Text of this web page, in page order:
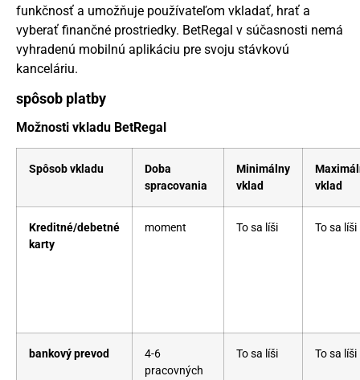
funkčnosť a umožňuje používateľom vkladať, hrať a
vyberať finančné prostriedky. BetRegal v súčasnosti nemá
vyhradenú mobilnú aplikáciu pre svoju stávkovú
kanceláriu.
spôsob platby
Možnosti vkladu BetRegal
Spôsob vkladu
Doba
spracovania
Minimálny
vklad
vklad
Kreditné/debetné
karty
moment To sa líši To sa líši
bankový prevod
4-6
pracovných
To sa líši To sa líši